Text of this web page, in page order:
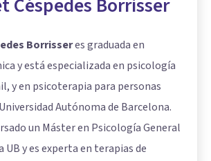
Céspedes Borrisser
Borrisseres graduada en
y está especializada en psicología
y en psicoterapia para personas
Autónoma de Barcelona.
un Máster en Psicología General
y es experta en terapias de